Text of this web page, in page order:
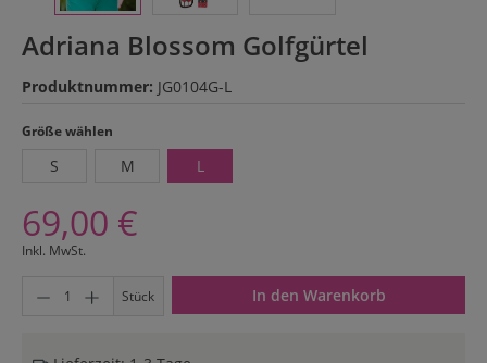
Adriana Blossom Golfgürtel
Produktnummer: JG0104G-L
Größe wählen
S
M L
69,00 €
Inkl. MwSt.
Produkt Anzahl: Gib den gewünschten Wert ein oder
Stück In den Warenkorb